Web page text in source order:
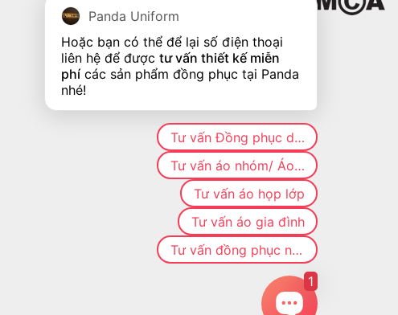
Panda Uniform
Hoặc bạn có thể để lại số điện thoại
liên hệ để được tư vấn thiết kế miễn
phí các sản phẩm đồng phục tại Panda
nhé!
Tư vấn Đồng phục doanh nghiệp
Tư vấn áo nhóm/ Áo CLB
Tư vấn áo họp lớp
Tư vấn áo gia đình
Tư vấn đồng phục nhà hàng
1